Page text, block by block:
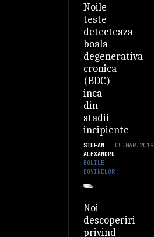
Noile
teste
detecteaza
boala
degenerativa
cronica
(BDC)
inca
din
stadii
incipiente
STEFAN
ALEXANDRU
05.MAR.2019
BOLILE
BOVINELOR
Noi
descoperiri
privind